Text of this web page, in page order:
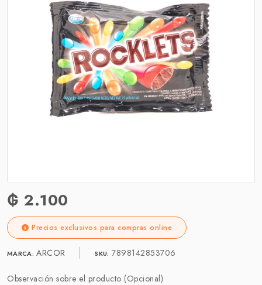
₲ 2.100
Precios exclusivos para compras online
MARCA: ARCOR SKU: 7898142853706
Observación sobre el producto (Opcional)